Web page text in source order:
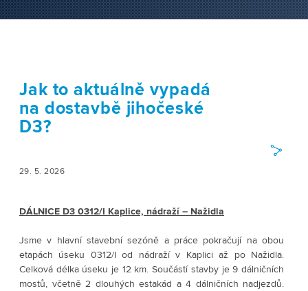
Jak to aktuálně vypadá
na dostavbě jihočeské
D3?
29. 5. 2026
DÁLNICE D3 0312/I Kaplice, nádraží – Nažidla
Jsme v hlavní stavební sezóně a práce pokračují na obou
etapách úseku 0312/I od nádraží v Kaplici až po Nažidla.
Celková délka úseku je 12 km. Součástí stavby je 9 dálničních
mostů, včetně 2 dlouhých estakád a 4 dálničních nadjezdů.